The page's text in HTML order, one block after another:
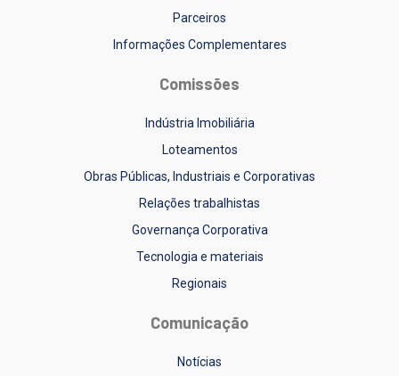
Parceiros
Informações Complementares
Comissões
Indústria Imobiliária
Loteamentos
Obras Públicas, Industriais e Corporativas
Relações trabalhistas
Governança Corporativa
Tecnologia e materiais
Regionais
Comunicação
Notícias